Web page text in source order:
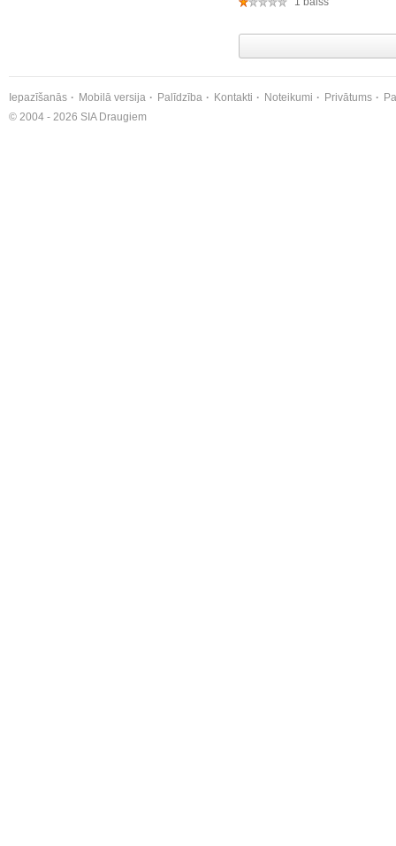
Iepazīšanās Mobilā versija Palīdzība Kontakti Noteikumi Privātums
© 2004 - 2026 SIA Draugiem